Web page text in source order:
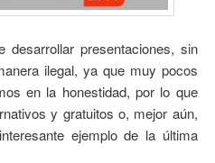
presentaciones, sin
ilegal, ya que muy pocos
en la honestidad, por lo que
y gratuitos o, mejor aún,
ejemplo de la última